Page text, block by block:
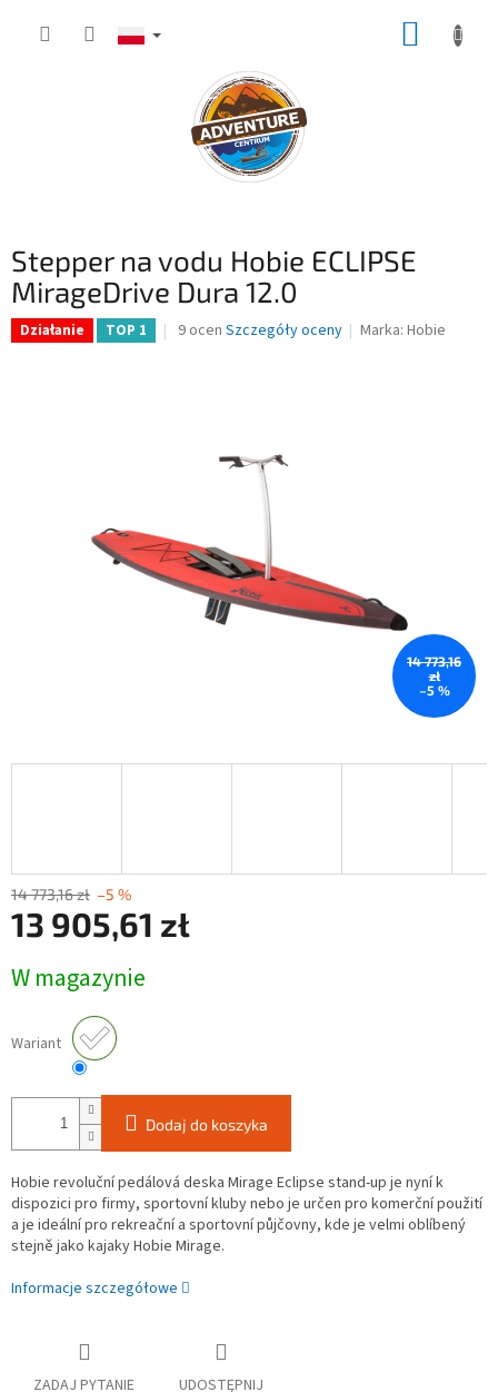
Stepper na vodu Hobie ECLIPSE
MirageDrive Dura 12.0
Działanie TOP 1
Średnia
gwiazdek.
9 ocen Szczegóły oceny Marka:Hobie
14 773,16
zł
–5 %
14 773,16 zł –5 %
13 905,61 zł
jednostkowa:
W magazynie
Wariant
Dodaj do koszyka
Hobie revoluční pedálová deska Mirage Eclipse stand-up je nyní k
dispozici pro firmy, sportovní kluby nebo je určen pro komerční použití
a je ideální pro rekreační a sportovní půjčovny, kde je velmi oblíbený
stejně jako kajaky Hobie Mirage.
Informacje szczegółowe
ZADAJ PYTANIE UDOSTĘPNIJ